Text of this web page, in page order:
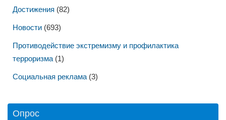
Достижения (82)
Новости (693)
Противодействие экстремизму и профилактика
терроризма (1)
Социальная реклама (3)
Опрос